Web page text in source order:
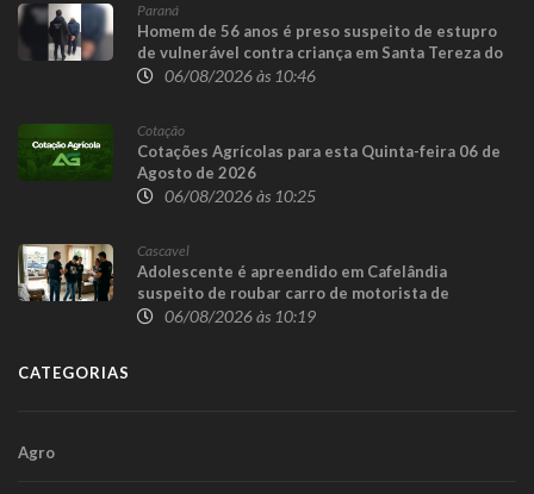
Paraná
Homem de 56 anos é preso suspeito de estupro
de vulnerável contra criança em Santa Tereza do
Oeste06/08/2026 às 10:46
Cotação
Cotações Agrícolas para esta Quinta-feira 06 de
Agosto de 2026
06/08/2026 às 10:25
Cascavel
Adolescente é apreendido em Cafelândia
suspeito de roubar carro de motorista de
aplicativo em Cascavel
06/08/2026 às 10:19
CATEGORIAS
Agro